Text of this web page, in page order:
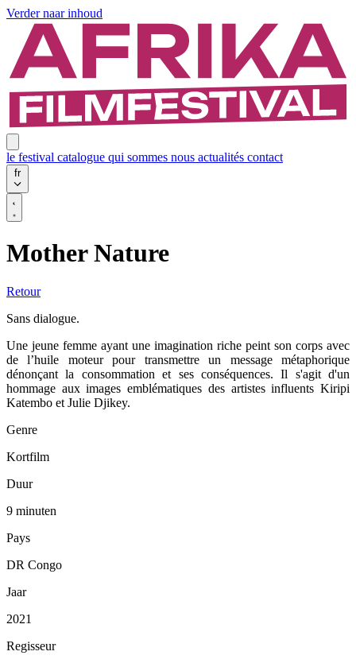
Verder naar inhoud
le festival catalogue qui sommes nous actualités contact
fr
Mother Nature
Retour
Sans dialogue.
Une jeune femme ayant une imagination riche peint son corps avec
de l’huile moteur pour transmettre un message métaphorique
dénonçant la consommation et ses conséquences. Il s'agit d'un
hommage aux images emblématiques des artistes influents Kiripi
Katembo et Julie Djikey.
Genre
Kortfilm
Duur
9 minuten
Pays
DR Congo
Jaar
2021
Regisseur